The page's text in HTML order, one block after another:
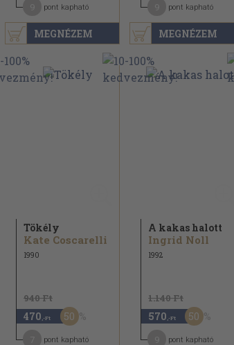
MEGNÉZEM
pont kapható
MEGNÉZEM
pont kapható
Tökély
Kate Coscarelli
1990
940 Ft
470 ,-Ft 50
pont kapható
A kakas halott
Ingrid Noll
1992
1.140 Ft
570 ,-Ft 50
pont kapható